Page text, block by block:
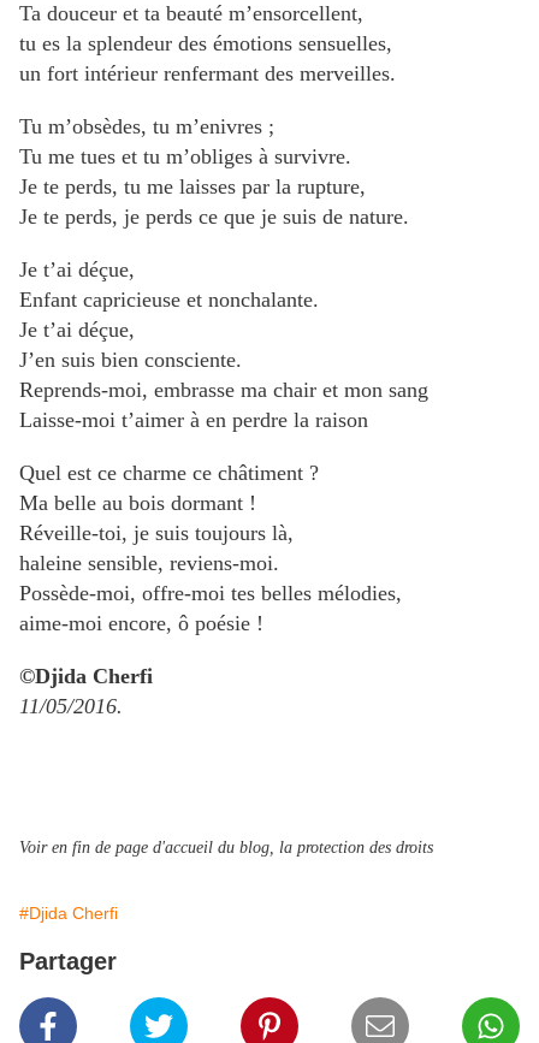
Ta douceur et ta beauté m’ensorcellent,
tu es la splendeur des émotions sensuelles,
un fort intérieur renfermant des merveilles.
Tu m’obsèdes, tu m’enivres ;
Tu me tues et tu m’obliges à survivre.
Je te perds, tu me laisses par la rupture,
Je te perds, je perds ce que je suis de nature.
Je t’ai déçue,
Enfant capricieuse et nonchalante.
Je t’ai déçue,
J’en suis bien consciente.
Reprends-moi, embrasse ma chair et mon sang
Laisse-moi t’aimer à en perdre la raison
Quel est ce charme ce châtiment ?
Ma belle au bois dormant !
Réveille-toi, je suis toujours là,
haleine sensible, reviens-moi.
Possède-moi, offre-moi tes belles mélodies,
aime-moi encore, ô poésie !
©Djida Cherfi
11/05/2016.
Voir en fin de page d'accueil du blog, la protection des droits
#Djida Cherfi
Partager